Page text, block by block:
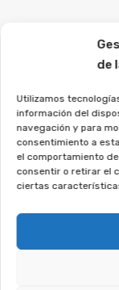
de
Utilizamos
información del
navegación y para
consentimiento a
el comportamiento
consentir o retirar el
ciertas
Es muy
perjudicadas
su caso
demanda.
Desde
firmaron
a